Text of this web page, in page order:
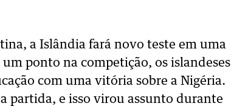
a Islândia fará novo teste em uma
ponto na competição, os islandeses
com uma vitória sobre a Nigéria.
partida, e isso virou assunto durante